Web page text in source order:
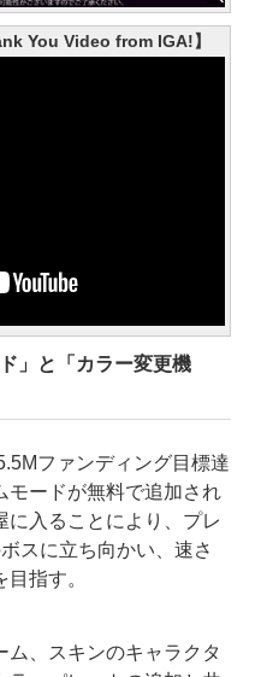
You Video from IGA!】
」と「カラー変更機
ファンディング目標達
モードが無料で追加され
に入ることにより、プレ
スに立ち向かい、速さ
指す。
、スキンのキャラクタ